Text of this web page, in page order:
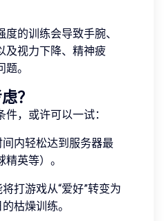
度的训练会导致手腕、
及视力下降、精神疲
。
？
，或许可以一试：
间内轻松达到服务器最
英等）。
将打游戏从“爱好”转变为
枯燥训练。